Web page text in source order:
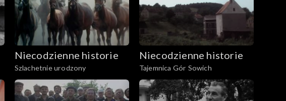
Niecodzienne historie
Szlachetnie urodzony
Niecodzienne historie
Tajemnica Gór Sowich